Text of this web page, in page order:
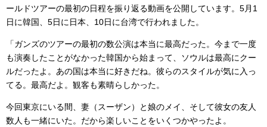
ールドツアーの最初の日程を振り返る動画を公開しています。5月1
日に韓国、5日に日本、10日に台湾で行われました。
「ガンズのツアーの最初の数公演は本当に最高だった。今まで一度
も演奏したことがなかった韓国から始まって、ソウルは最高にクー
ルだったよ。あの国は本当に好きだね。彼らのスタイルが気に入っ
てる。最高だよ。観客も素晴らしかった。
今回東京にいる間、妻（スーザン）と娘のメイ、そして彼女の友人
数人も一緒にいた。だから楽しいことをいくつかやったよ。